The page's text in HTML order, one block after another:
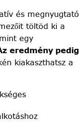
és megnyugtató
töltöd ki a
egy
eredmény pedig
kiakaszthatsz a